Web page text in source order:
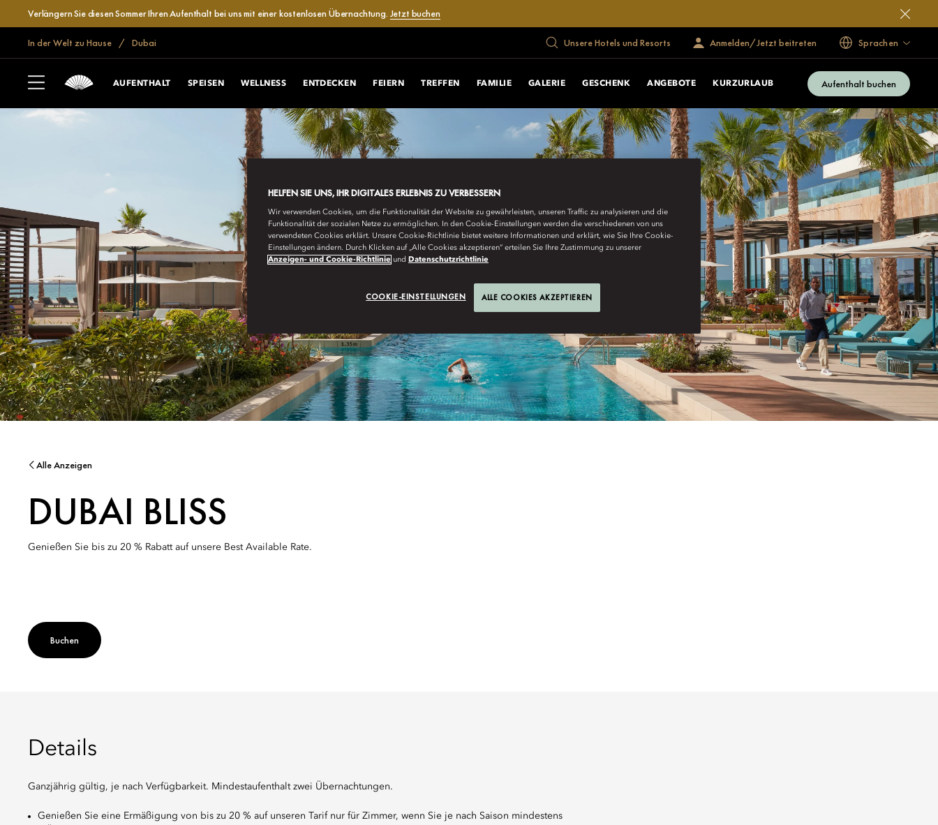
Verlängern Sie diesen Sommer Ihren Aufenthalt bei uns mit einer kostenlosen Übernachtung. Jetzt buchen
In der Welt zu Hause Dubai Unsere Hotels und Resorts Anmelden/Jetzt beitreten Sprachen
AUFENTHALT SPEISEN WELLNESS ENTDECKEN FEIERN TREFFEN FAMILIE GALERIE GESCHENK ANGEBOTE KURZURLAUB Aufenthalt buchen
Alle Anzeigen
DUBAI BLISS
Genießen Sie bis zu 20 % Rabatt auf unsere Best Available Rate.
Buchen
Details
Ganzjährig gültig, je nach Verfügbarkeit. Mindestaufenthalt zwei Übernachtungen.
Genießen Sie eine Ermäßigung von bis zu 20 % auf unseren Tarif nur für Zimmer, wenn Sie je nach Saison mindestens
HELFEN SIE UNS, IHR DIGITALES ERLEBNIS ZU VERBESSERN
Wir verwenden Cookies, um die Funktionalität der Website zu gewährleisten, unseren Traffic zu analysieren und die
Funktionalität der sozialen Netze zu ermöglichen. In den Cookie-Einstellungen werden die verschiedenen von uns
verwendeten Cookies erklärt. Unsere Cookie-Richtlinie bietet weitere Informationen und erklärt, wie Sie Ihre Cookie-
Einstellungen ändern. Durch Klicken auf „Alle Cookies akzeptieren“ erteilen Sie Ihre Zustimmung zu unserer
Anzeigen- und Cookie-Richtlinie und Datenschutzrichtlinie
COOKIE-EINSTELLUNGEN ALLE COOKIES AKZEPTIEREN